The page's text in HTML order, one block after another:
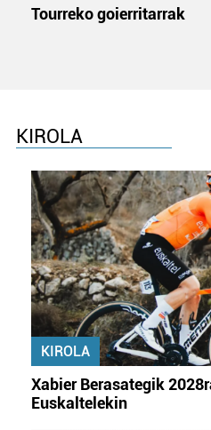
Tourreko goierritarrak
KIROLA
KIROLA
Xabier Berasategik
Euskaltelekin